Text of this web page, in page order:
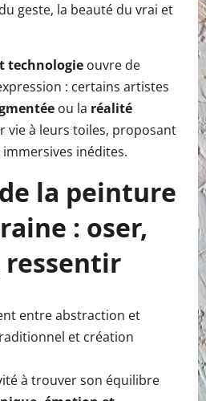
geste, la beauté du vrai et
technologie ouvre de
: certains artistes
ou la réalité
vie à leurs toiles, proposant
inédites.
la peinture
: oser,
entre abstraction et
et création
à trouver son équilibre